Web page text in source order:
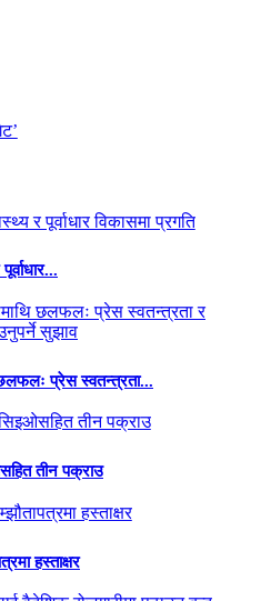
छलफलः प्रेस स्वतन्त्रता...
तीन पक्राउ
हस्ताक्षर